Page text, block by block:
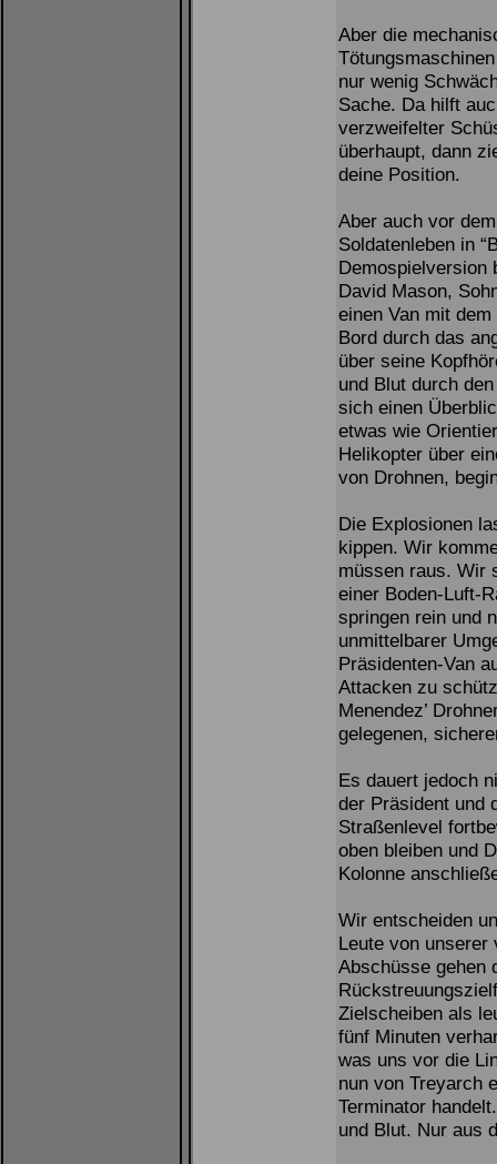
Aber die
nur wenig
Sache. Da hilft
verzweifelter
überhaupt, dann
deine Position.
Aber auch vor
Soldatenleben in
Demospielversion
David Mason,
einen Van mit
Bord durch das
über seine
und Blut durch
sich einen
etwas wie
Helikopter über
von Drohnen,
Die Explosionen
kippen. Wir
müssen raus. Wir
einer Boden-Luft-
springen rein und
unmittelbarer
Präsidenten-Van
Attacken zu
Menendez’
gelegenen,
Es dauert jedoch
der Präsident und
Straßenlevel
oben bleiben und
Kolonne
Wir entscheiden
Leute von unserer
Abschüsse gehen
Zielscheiben als
fünf Minuten
was uns vor die
nun von Treyarch
Terminator
und Blut. Nur aus